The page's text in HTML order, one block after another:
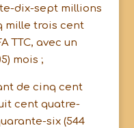
dix-sept millions
mille trois cent
TTC, avec un
mois ;
de cinq cent
cent quatre-
six (544